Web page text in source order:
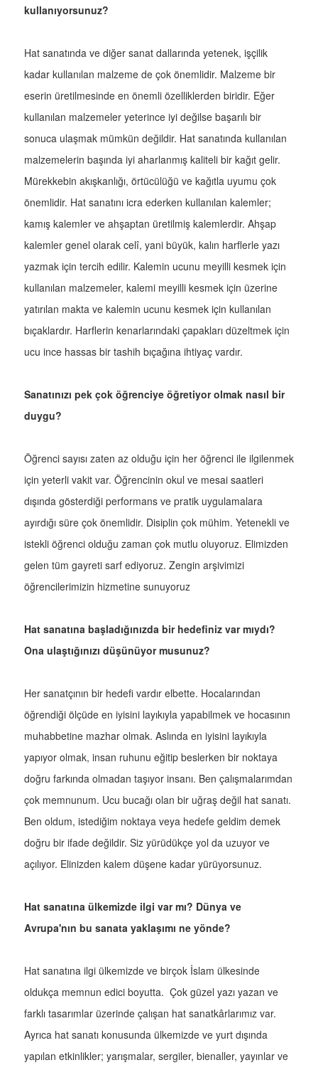
kullanıyorsunuz?
Hat sanatında ve diğer sanat dallarında yetenek, işçilik
kadar kullanılan malzeme de çok önemlidir. Malzeme bir
eserin üretilmesinde en önemli özelliklerden biridir. Eğer
kullanılan malzemeler yeterince iyi değilse başarılı bir
sonuca ulaşmak mümkün değildir. Hat sanatında kullanılan
malzemelerin başında iyi aharlanmış kaliteli bir kağıt gelir.
Mürekkebin akışkanlığı, örtücülüğü ve kağıtla uyumu çok
önemlidir. Hat sanatını icra ederken kullanılan kalemler;
kamış kalemler ve ahşaptan üretilmiş kalemlerdir. Ahşap
kalemler genel olarak celî, yani büyük, kalın harflerle yazı
yazmak için tercih edilir. Kalemin ucunu meyilli kesmek için
kullanılan malzemeler, kalemi meyilli kesmek için üzerine
yatırılan makta ve kalemin ucunu kesmek için kullanılan
bıçaklardır. Harflerin kenarlarındaki çapakları düzeltmek için
ucu ince hassas bir tashih bıçağına ihtiyaç vardır.
Sanatınızı pek çok öğrenciye öğretiyor olmak nasıl bir
duygu?
Öğrenci sayısı zaten az olduğu için her öğrenci ile ilgilenmek
için yeterli vakit var. Öğrencinin okul ve mesai saatleri
dışında gösterdiği performans ve pratik uygulamalara
ayırdığı süre çok önemlidir. Disiplin çok mühim. Yetenekli ve
istekli öğrenci olduğu zaman çok mutlu oluyoruz. Elimizden
gelen tüm gayreti sarf ediyoruz. Zengin arşivimizi
öğrencilerimizin hizmetine sunuyoruz
Hat sanatına başladığınızda bir hedefiniz var mıydı?
Ona ulaştığınızı düşünüyor musunuz?
Her sanatçının bir hedefi vardır elbette. Hocalarından
öğrendiği ölçüde en iyisini layıkıyla yapabilmek ve hocasının
muhabbetine mazhar olmak. Aslında en iyisini layıkıyla
yapıyor olmak, insan ruhunu eğitip beslerken bir noktaya
doğru farkında olmadan taşıyor insanı. Ben çalışmalarımdan
çok memnunum. Ucu bucağı olan bir uğraş değil hat sanatı.
Ben oldum, istediğim noktaya veya hedefe geldim demek
doğru bir ifade değildir. Siz yürüdükçe yol da uzuyor ve
açılıyor. Elinizden kalem düşene kadar yürüyorsunuz.
Hat sanatına ülkemizde ilgi var mı? Dünya ve
Avrupa'nın bu sanata yaklaşımı ne yönde?
Hat sanatına ilgi ülkemizde ve birçok İslam ülkesinde
oldukça memnun edici boyutta. Çok güzel yazı yazan ve
farklı tasarımlar üzerinde çalışan hat sanatkârlarımız var.
Ayrıca hat sanatı konusunda ülkemizde ve yurt dışında
yapılan etkinlikler; yarışmalar, sergiler, bienaller, yayınlar ve